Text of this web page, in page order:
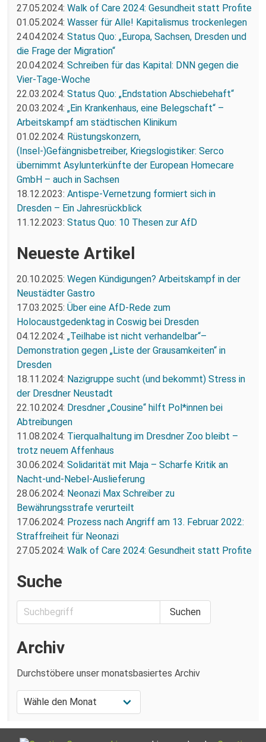
27.05.2024: Walk of Care 2024: Gesundheit statt Profite
01.05.2024: Wasser für Alle! Kapitalismus trockenlegen
24.04.2024: Status Quo: „Europa, Sachsen, Dresden und
die Frage der Migration“
20.04.2024: Schreiben für das Kapital: DNN gegen die
Vier-Tage-Woche
22.03.2024: Status Quo: „Endstation Abschiebehaft“
20.03.2024: „Ein Krankenhaus, eine Belegschaft“ –
Arbeitskampf am städtischen Klinikum
01.02.2024: Rüstungskonzern,
(Insel-)Gefängnisbetreiber, Kriegslogistiker: Serco
übernimmt Asylunterkünfte der European Homecare
GmbH – auch in Sachsen
18.12.2023: Antispe-Vernetzung formiert sich in
Dresden – Ein Jahresrückblick
11.12.2023: Status Quo: 10 Thesen zur AfD
Neueste Artikel
20.10.2025: Wegen Kündigungen? Arbeitskampf in der
Neustädter Gastro
17.03.2025: Über eine AfD-Rede zum
Holocaustgedenktag in Coswig bei Dresden
04.12.2024: „Teilhabe ist nicht verhandelbar“–
Demonstration gegen „Liste der Grausamkeiten“ in
Dresden
18.11.2024: Nazigruppe sucht (und bekommt) Stress in
der Dresdner Neustadt
22.10.2024: Dresdner „Cousine“ hilft Pol*innen bei
Abtreibungen
11.08.2024: Tierqualhaltung im Dresdner Zoo bleibt –
trotz neuem Affenhaus
30.06.2024: Solidarität mit Maja – Scharfe Kritik an
Nacht-und-Nebel-Auslieferung
28.06.2024: Neonazi Max Schreiber zu
Bewährungsstrafe verurteilt
17.06.2024: Prozess nach Angriff am 13. Februar 2022:
Straffreiheit für Neonazi
27.05.2024: Walk of Care 2024: Gesundheit statt Profite
Suche
Archiv
Durchstöbere unser monatsbasiertes Archiv